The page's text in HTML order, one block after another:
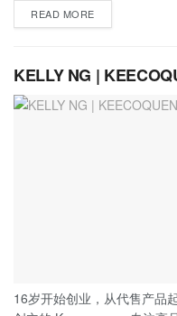
READ MORE
KELLY NG |
16岁开始创业，从代售产品